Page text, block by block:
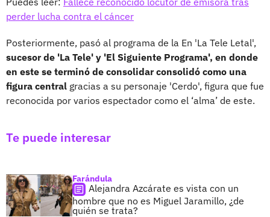
perder lucha contra el cáncer
Posteriormente, pasó al programa de la En 'La Tele Letal',
sucesor de 'La Tele' y 'El Siguiente Programa', en donde
en este se terminó de consolidar consolidó como una
figura central gracias a su personaje 'Cerdo', figura que fue
reconocida por varios espectador como el ‘alma’ de este.
Te puede interesar
Farándula
Alejandra Azcárate es vista con un
hombre que no es Miguel Jaramillo, ¿de
quién se trata?